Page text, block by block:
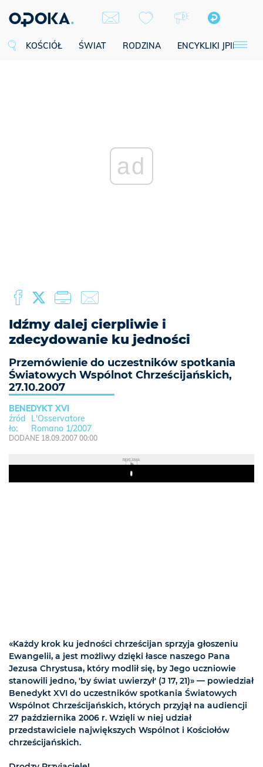
KOŚCIÓŁ ŚWIAT RODZINA ENCYKLIKI JPII
ad
Idźmy dalej cierpliwie i
zdecydowanie ku jedności
Przemówienie do uczestników spotkania
Światowych Wspólnot Chrześcijańskich,
27.10.2007
BENEDYKT XVI
L'Osservatore
Romano 1/2007
DODANE 18.09.2007 00:00
REKLAMA
Play
«Każdy krok ku jedności chrześcijan sprzyja głoszeniu
Ewangelii, a jest możliwy dzięki łasce naszego Pana
Jezusa Chrystusa, który modlił się, by Jego uczniowie
stanowili jedno, 'by świat uwierzył' (J 17, 21)» — powiedział
Benedykt XVI do uczestników spotkania Światowych
Wspólnot Chrześcijańskich, których przyjął na audiencji
27 października 2006 r. Wzięli w niej udział
przedstawiciele największych Wspólnot i Kościołów
chrześcijańskich.